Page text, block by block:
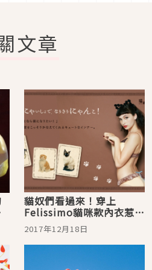
文章
貓奴們看過來！穿上
Felissimo貓咪款內衣惹人
憐愛！
2017年12月18日